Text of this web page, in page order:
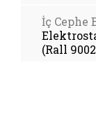
İç Cephe
(Rall